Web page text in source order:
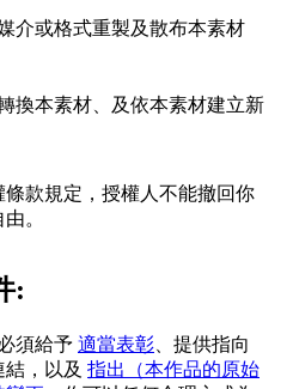
介或格式重製及散布本素材
換本素材、及依本素材建立新
條款規定，授權人不能撤回你
。
:
須給予 適當表彰 、提供指向
，以及 指出（本作品的原始